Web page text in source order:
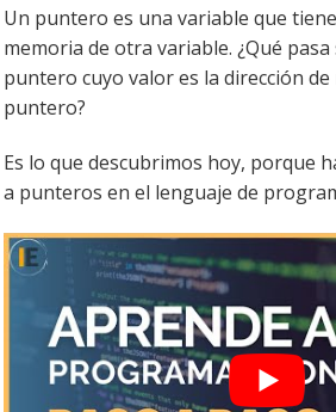
Un puntero es una variable que
memoria de otra variable. ¿Qué
puntero cuyo valor es la dirección
puntero?
Es lo que descubrimos hoy, porque
a punteros en el lenguaje de